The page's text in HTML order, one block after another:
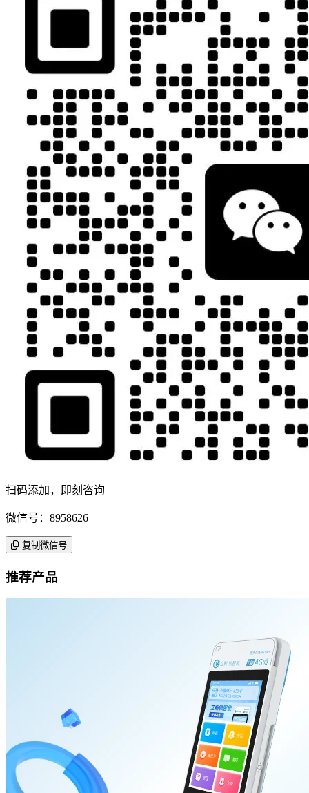
扫码添加，即刻咨询
微信号：8958626
复制微信号
推荐产品